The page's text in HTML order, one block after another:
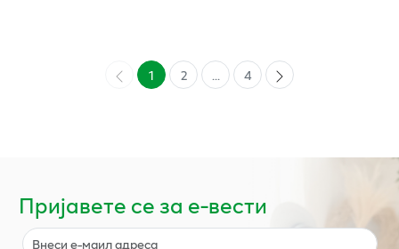
1 2 ... 4
Пријавете се за е-вести